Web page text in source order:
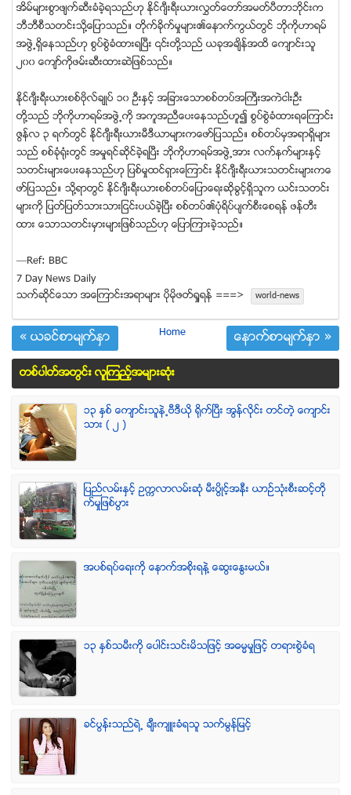
အိမ္မ်ားစြာဖ်က္ဆီးခံခဲ့ရသည္ဟု ႏိုင္ဂ်ီးရီးယားလႊတ္ေတာ္အမတ္ပီတာဘိုင္းက
ဘီဘီစီသတင္းသို႔ေျပာသည္။ တိုက္ခိုက္မႈမ်ား၏ေနာက္ကြယ္တြင္ ဘိုကိုဟာရမ္
အဖြဲ႕ရွိေနသည္ဟု စြပ္စြဲခံထားရၿပီး ၎တို႔သည္ ယခုအခ်ိန္အထိ ေက်ာင္းသူ
၂၀၀ ေက်ာ္ကိုဖမ္းဆီးထားဆဲျဖစ္သည္။
ႏိုင္ဂ်ီးရီးယားစစ္ဗိုလ္ခ်ဳပ္ ၁၀ ဦးႏွင့္ အျခားေသာစစ္တပ္အႀကီးအကဲငါးဦး
တို႔သည္ ဘိုကုိဟာရမ္အဖြဲ႕ကို အကူအညီေပးေနသည္ဟူ၍ စြပ္စြဲခံထားရေၾကာင္း
ဇြန္လ ၃ ရက္တြင္ ႏိုင္ဂ်ီးရီးယားမီဒီယာမ်ားကေဖာ္ျပသည္။ စစ္တပ္မွအရာရွိမ်ား
သည္ စစ္ခံု႐ံုးတြင္ အမႈရင္ဆိုင္ခဲ့ရၿပီး ဘိုကိုဟာရမ္အဖြဲ႕အား လက္နက္မ်ားႏွင့္
သတင္းမ်ားေပးေနသည္ဟု ျပစ္မႈထင္ရွားေၾကာင္း ႏိုင္ဂ်ီးရီးယားသတင္းမ်ားကေ
ဖာ္ျပသည္။ သို႔ရာတြင္ ႏိုင္ဂ်ီးရီးယားစစ္တပ္ေျပာေရးဆိုခြင့္ရွိသူက ယင္းသတင္း
မ်ားကို ျပတ္ျပတ္သားသားျငင္းပယ္ခဲ့ၿပီး စစ္တပ္၏ပံုရိပ္ပ်က္စီးေစရန္ ဖန္တီး
ထား ေသာသတင္းမွားမ်ားျဖစ္သည္ဟု ေျပာၾကားခဲ့သည္။
—Ref: BBC
7 Day News Daily
သက္ဆုိင္ေသာ အေၾကာင္းအရာမ်ား ပုိမုိဖတ္ရႈရန္ ===>
world-news
« ယခင္စာမ်က္ႏွာ Home ေနာက္စာမ်က္ႏွာ »
တစ္ပါတ္အတြင္း လူၾကည့္အမ်ားဆံုး
၁၃ ႏွစ္ ေက်ာင္းသူနဲ႕ဗီဒီယို ရိုက္ျပီး အြန္လိုင္း တင္တဲ့ ေက်ာင္း
သား ( ၂ )
ျပည္လမ္းႏွင့္ ဥကၠလာလမ္းဆုံ မီးပြိဳင့္အနီး ယာဥ္သုံးစီးဆင့္တို
က္မႈျဖစ္ပြား
အပစ္ရပ္ေရးကို ေနာက္အစိုးရနဲ႔ ေဆြးေႏြးမယ္။
၁၃ ႏွစ္သမီးကို ေပါင္းသင္းမိသျဖင့္ အဓမၼမႈျဖင့္ တရားစြဲခံရ
ခင္ပြန္းသည္ရဲ႕ ခ်ီးက်ဴးခံရသူ သက္မြန္ျမင့္